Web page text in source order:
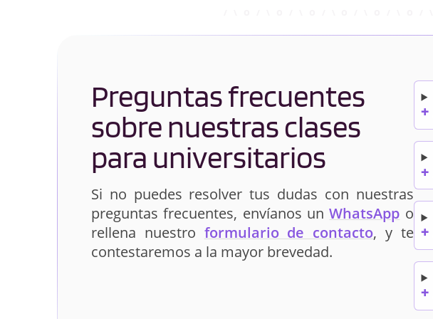
Preguntas frecuentes
sobre nuestras clases
para universitarios
Si no puedes resolver tus dudas con nuestras
preguntas frecuentes, envíanos unWhatsApp o
rellena nuestro formulario de contacto, y te
contestaremos a la mayor brevedad.
+
+
+
+